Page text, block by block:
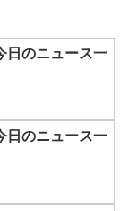
日のニュース一
日のニュース一